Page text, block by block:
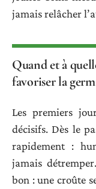
jamais relâcher
Quand et à
favoriser la
Les premiers
décisifs. Dès le
rapidement :
jamais
bon : une croûte